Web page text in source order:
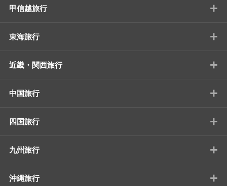
甲信越旅行 +
東海旅行 +
近畿・関西旅行 +
中国旅行 +
四国旅行 +
九州旅行 +
沖縄旅行 +